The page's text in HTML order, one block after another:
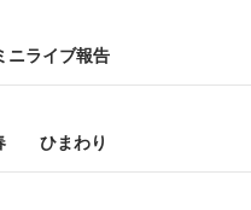
ニライブ報告
ひまわり